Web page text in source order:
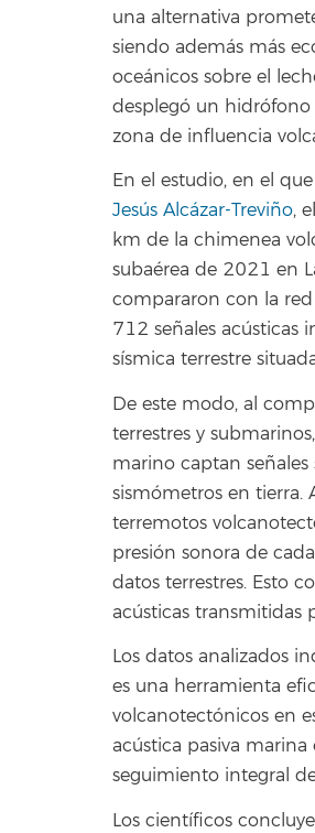
una alternativa
siendo además más
oceánicos sobre el
desplegó un hidrófono
zona de influencia
En el estudio, en el
Jesús Alcázar-Treviño,
km de la chimenea
subaérea de 2021 en
compararon con la
712 señales acústicas
sísmica terrestre
De este modo, al
terrestres y
marino captan señales
sismómetros en tierra.
terremotos
presión sonora de
datos terrestres. Esto
acústicas transmitidas
Los datos analizados
es una herramienta
volcanotectónicos en
acústica pasiva
seguimiento integral
Los científicos